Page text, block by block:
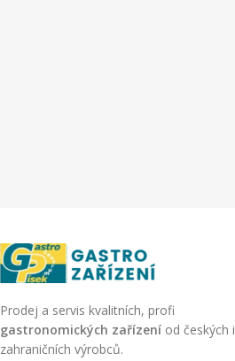
Prodej a servis kvalitních, profi
gastronomických zařízení od českých i
zahraničních výrobců.